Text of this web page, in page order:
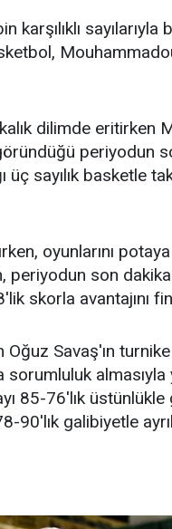
dilimde eritirken
periyodun
sayılık basketle
oyunlarını
son
skorla avantajını
Savaş'ın
almasıyla
85-76'lık
90'lık galibiyetle